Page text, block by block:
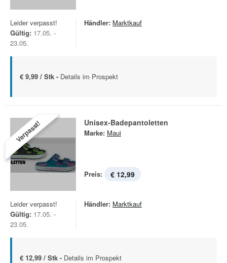
Leider verpasst!
Gültig: 17.05. -
23.05.
Händler: Marktkauf
€ 9,99 / Stk - Details im Prospekt
Verpasst! Unisex-Badepantoletten
Marke: Maui
Preis: € 12,99
Leider verpasst!
Gültig: 17.05. -
23.05.
Händler: Marktkauf
€ 12,99 / Stk - Details im Prospekt